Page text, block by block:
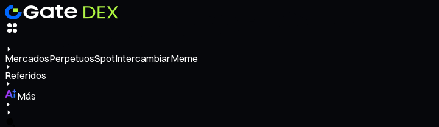
MercadosPerpetuosSpotIntercambiarMeme
Referidos
Más